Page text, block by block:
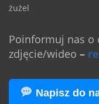
żużel
Poinformuj nas o
zdjęcie/wideo –
Napisz do